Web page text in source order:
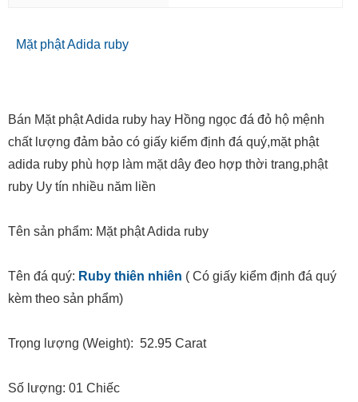
Mặt phật Adida ruby
Bán Mặt phật Adida ruby hay Hồng ngọc đá đỏ hộ mệnh
chất lượng đảm bảo có giấy kiểm định đá quý,mặt phật
adida ruby phù hợp làm mặt dây đeo hợp thời trang,phật
ruby Uy tín nhiều năm liền
Tên sản phẩm: Mặt phật Adida ruby
Tên đá quý: Ruby thiên nhiên ( Có giấy kiểm định đá quý
kèm theo sản phẩm)
Trọng lượng (Weight): 52.95 Carat
Số lượng: 01 Chiếc